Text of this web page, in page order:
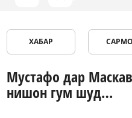
ХАБАР
Мустафо дар
нишон гум шуд…